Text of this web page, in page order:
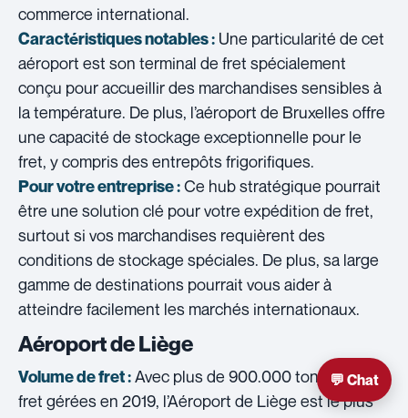
commerce international.
Caractéristiques notables : Une particularité de cet
aéroport est son terminal de fret spécialement
conçu pour accueillir des marchandises sensibles à
la température. De plus, l’aéroport de Bruxelles offre
une capacité de stockage exceptionnelle pour le
fret, y compris des entrepôts frigorifiques.
Pour votre entreprise :Ce hub stratégique pourrait
être une solution clé pour votre expédition de fret,
surtout si vos marchandises requièrent des
conditions de stockage spéciales. De plus, sa large
gamme de destinations pourrait vous aider à
atteindre facilement les marchés internationaux.
Aéroport de Liège
Volume de fret :Avec plus de 900.000 tonnes de
fret gérées en 2019, l’Aéroport de Liège est le plus
💬 Chat